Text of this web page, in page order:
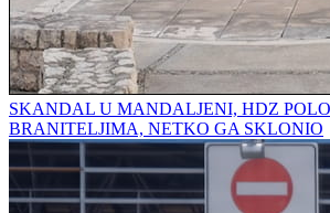
SKANDAL U MANDALJENI, HDZ
BRANITELJIMA, NETKO GA SKLONIO